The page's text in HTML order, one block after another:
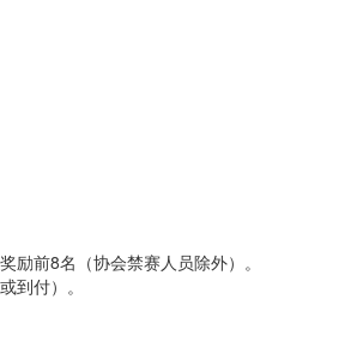
前8名（协会禁赛人员除外）。
到付）。